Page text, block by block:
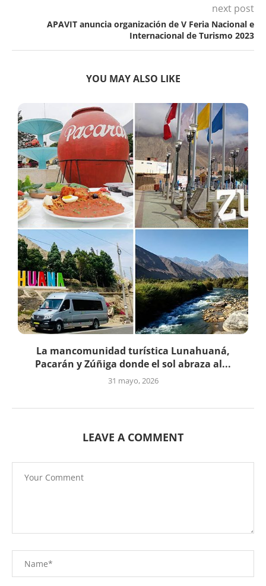
next post
APAVIT anuncia organización de V Feria Nacional e
Internacional de Turismo 2023
YOU MAY ALSO LIKE
La mancomunidad turística Lunahuaná,
Pacarán y Zúñiga donde el sol abraza al...
31 mayo, 2026
LEAVE A COMMENT